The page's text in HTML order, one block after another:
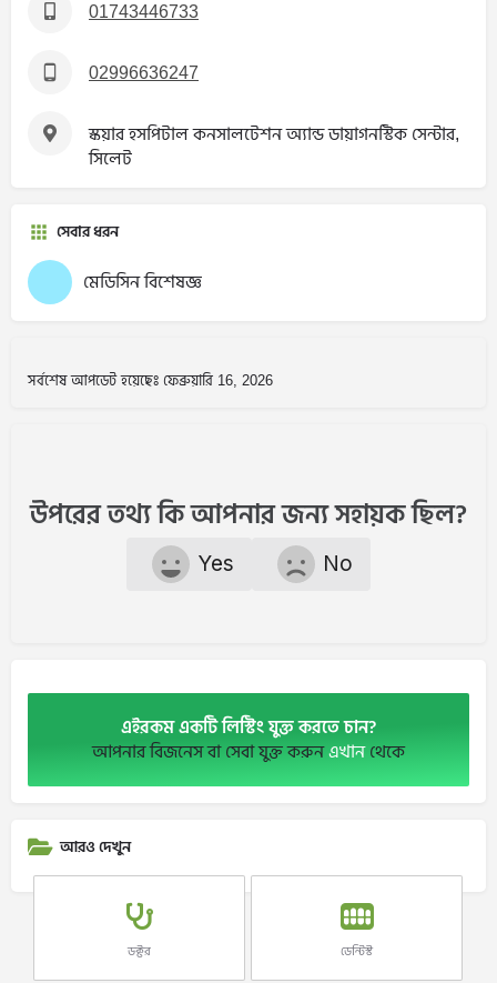
01743446733
02996636247
স্কয়ার হসপিটাল কনসালটেশন অ্যান্ড ডায়াগনস্টিক সেন্টার,
সিলেট
সেবার ধরন
মেডিসিন বিশেষজ্ঞ
সর্বশেষ আপডেট হয়েছেঃ ফেব্রুয়ারি 16, 2026
উপরের তথ্য কি আপনার জন্য সহায়ক ছিল?
Yes No
এইরকম একটি লিস্টিং যুক্ত করতে চান?
আপনার বিজনেস বা সেবা যুক্ত করুনএখানথেকে
আরও দেখুন
ডক্টর ডেন্টিস্ট